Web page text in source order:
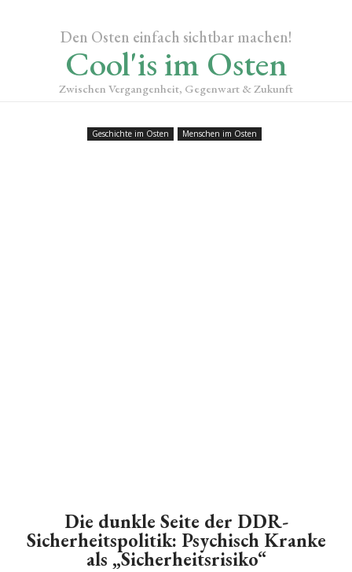
Den Osten einfach sichtbar machen!
Cool'is im Osten
Zwischen Vergangenheit, Gegenwart & Zukunft
Geschichte im Osten Menschen im Osten
Die dunkle Seite der DDR-
Sicherheitspolitik: Psychisch Kranke
als „Sicherheitsrisiko“